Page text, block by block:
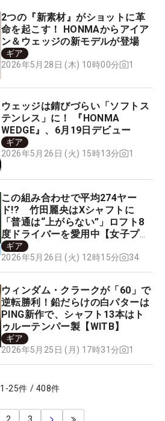
2つの『新素材』がショットに革
命を起こす！ HONMAからアイア
ン＆ウェッジの新モデルが登場
ギア
2026年5月28日 (木) 10時00分
1
ウェッジは錆びづらい「ソフトス
テンレス」に！ 『HONMA
WEDGE』、6月19日デビュー
ギア
2026年5月26日 (火) 15時13分
1
この組み合わせで平均274ヤー
ド!? 竹田麗央はXシャフトに
「普通は“上がらない”」ロフト8
度ドライバーを愛用中【女子プロ
セッティング】
ギア
2026年5月26日 (火) 12時15分
34
ウィンダム・クラークが「60」で
逆転勝利！鉛だらけの白パターは
PING新作で、シャフト13本はト
ゥルーテンパー製【WITB】
ギア
2026年5月25日 (月) 17時31分
1
1 -25件 / 408件